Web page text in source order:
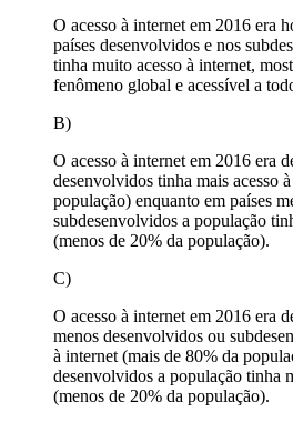
O acesso à internet em 2016 era
países desenvolvidos e nos
tinha muito acesso à internet,
fenômeno global e acessível a
B)
O acesso à internet em 2016 era
desenvolvidos tinha mais acesso
população) enquanto em países
subdesenvolvidos a população
(menos de 20% da população).
C)
O acesso à internet em 2016 era
menos desenvolvidos ou
à internet (mais de 80% da
desenvolvidos a população tinha
(menos de 20% da população).